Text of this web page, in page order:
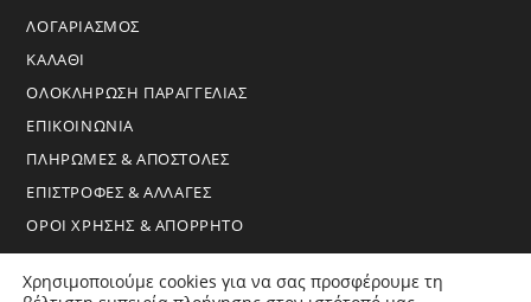
ΛΟΓΑΡΙΑΣΜΟΣ
ΚΑΛΑΘΙ
ΟΛΟΚΛΗΡΩΣΗ ΠΑΡΑΓΓΕΛΙΑΣ
ΕΠΙΚΟΙΝΩΝΙΑ
ΠΛΗΡΩΜΕΣ & ΑΠΟΣΤΟΛΕΣ
ΕΠΙΣΤΡΟΦΕΣ & ΑΛΛΑΓΕΣ
ΟΡΟΙ ΧΡΗΣΗΣ & ΑΠΟΡΡΗΤΟ
Χρησιμοποιούμε cookies για να σας προσφέρουμε τη